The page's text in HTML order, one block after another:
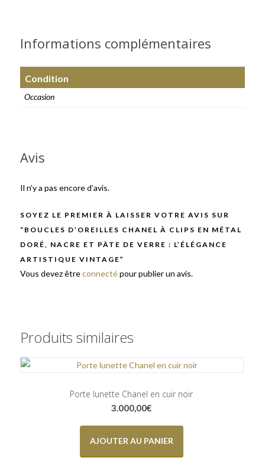
Informations complémentaires
Condition
Occasion
Avis
Il n’y a pas encore d’avis.
SOYEZ LE PREMIER À LAISSER VOTRE AVIS SUR
“BOUCLES D’OREILLES CHANEL À CLIPS EN MÉTAL
DORÉ, NACRE ET PÂTE DE VERRE : L’ÉLÉGANCE
ARTISTIQUE VINTAGE”
Vous devez êtreconnectépour publier un avis.
Produits similaires
Porte lunette Chanel en cuir noir
3.000,00€
AJOUTER AU PANIER